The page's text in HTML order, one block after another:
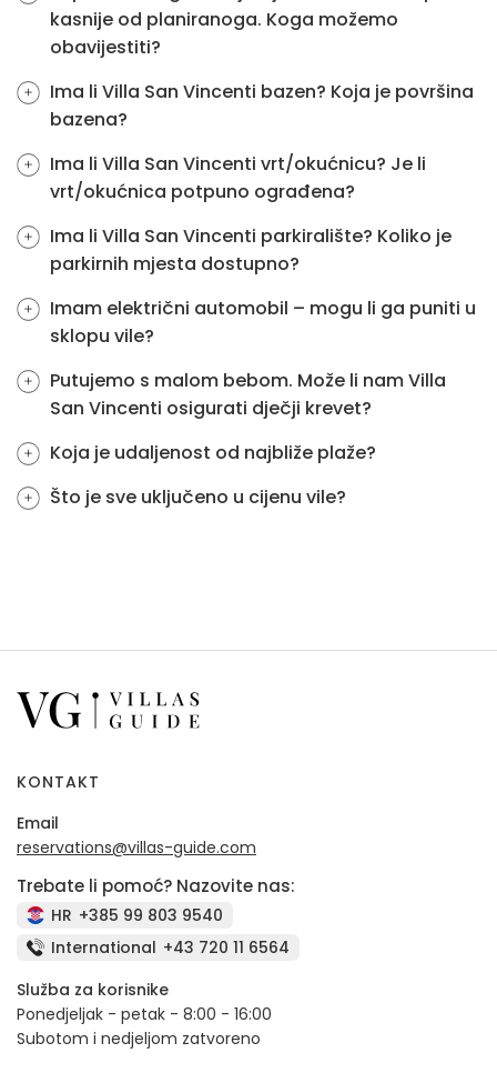
kasnije od planiranoga. Koga možemo
obavijestiti?
Ima li Villa San Vincenti bazen? Koja je površina
bazena?
Ima li Villa San Vincenti vrt/okućnicu? Je li
vrt/okućnica potpuno ograđena?
Ima li Villa San Vincenti parkiralište? Koliko je
parkirnih mjesta dostupno?
Imam električni automobil – mogu li ga puniti u
sklopu vile?
Putujemo s malom bebom. Može li nam Villa
San Vincenti osigurati dječji krevet?
Koja je udaljenost od najbliže plaže?
Što je sve uključeno u cijenu vile?
KONTAKT
Email
reservations@villas-guide.com
Trebate li pomoć? Nazovite nas:
HR +385 99 803 9540
International +43 720 11 6564
Služba za korisnike
Ponedjeljak - petak - 8:00 - 16:00
Subotom i nedjeljom zatvoreno